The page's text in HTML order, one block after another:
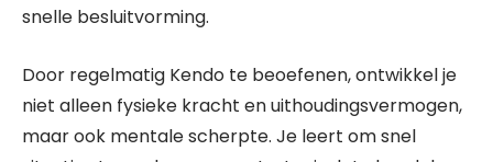
snelle besluitvorming.
Door regelmatig Kendo te beoefenen, ontwikkel je
niet alleen fysieke kracht en uithoudingsvermogen,
maar ook mentale scherpte. Je leert om snel